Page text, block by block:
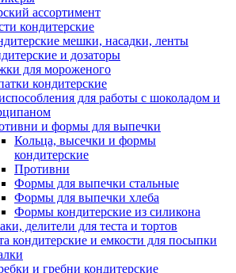
ассортимент
кондитерские
мешки, насадки, ленты
и дозаторы
для мороженого
кондитерские
для работы с шоколадом и
и формы для выпечки
Кольца, высечки и формы
кондитерские
Противни
Формы для выпечки стальные
Формы для выпечки хлеба
Формы кондитерские из силикона
делители для теста и тортов
кондитерские и емкости для посыпки
и гребни кондитерские